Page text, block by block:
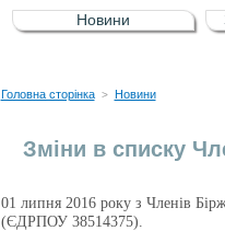
5 серпня 2026 р.
Зі
UA4000232607)
4 серпня 2026 р.
Новини
Головна сторінка > Новини
Зміни в списку
01 липня 2016 року з
(ЄДРПОУ 38514375).